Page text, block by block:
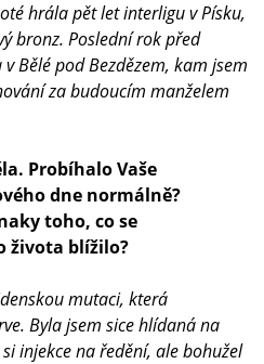
hrála pět let interligu v Písku,
bronz. Poslední rok před
Bělé pod Bezdězem, kam jsem
za budoucím manželem
Probíhalo Vaše
dne normálně?
toho, co se
života blížilo?
mutaci, která
Byla jsem sice hlídaná na
injekce na ředění, ale bohužel